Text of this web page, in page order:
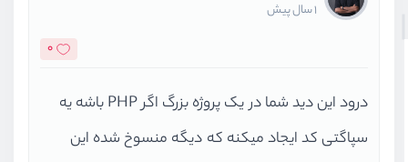
1 سال پیش
0
درود این دید شما در یک پروژه بزرگ اگر PHP باشه یه
سپاگتی کد ایجاد میکنه که دیگه منسوخ شده این